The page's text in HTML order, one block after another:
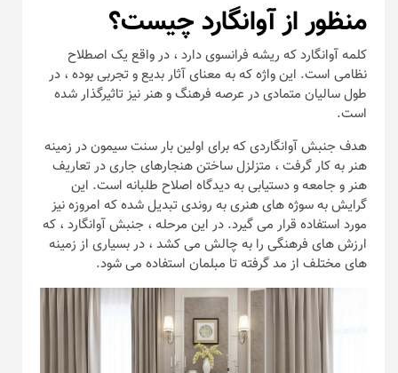
منظور از آوانگارد چیست؟
کلمه آوانگارد که ریشه فرانسوی دارد ، در واقع یک اصطلاح
نظامی است. این واژه که به معنای آثار بدیع و تجربی بوده ، در
طول سالیان متمادی در عرصه فرهنگ و هنر نیز تاثیرگذار شده
است.
هدف جنبش آوانگاردی که برای اولین بار سنت سیمون در زمینه
هنر به کار گرفت ، متزلزل ساختن هنجارهای جاری در تعاریف
هنر و جامعه و دستیابی به دیدگاه اصلاح طلبانه است. این
گرایش به سوژه های هنری به روندی تبدیل شده که امروزه نیز
مورد استفاده قرار می گیرد. در این مرحله ، جنبش آوانگارد ، که
ارزش های فرهنگی را به چالش می کشد ، در بسیاری از زمینه
های مختلف از مد گرفته تا مبلمان استفاده می شود.